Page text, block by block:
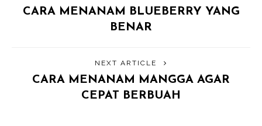
CARA MENANAM BLUEBERRY YANG
BENAR
NEXT ARTICLE
CARA MENANAM MANGGA AGAR
CEPAT BERBUAH